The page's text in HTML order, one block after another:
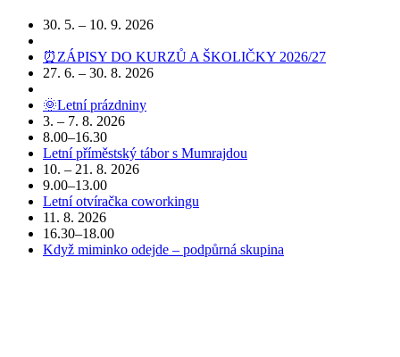
30. 5. – 10. 9. 2026
⏰ZÁPISY DO KURZŮ A ŠKOLIČKY 2026/27
27. 6. – 30. 8. 2026
🌞Letní prázdniny
3. – 7. 8. 2026
8.00–16.30
Letní příměstský tábor s Mumrajdou
10. – 21. 8. 2026
9.00–13.00
Letní otvíračka coworkingu
11. 8. 2026
16.30–18.00
Když miminko odejde – podpůrná skupina